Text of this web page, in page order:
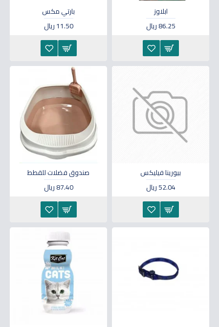
ابلاوز
86.25 ريال
بارتي مكس
11.50 ريال
بيورينا فيليكس
52.04 ريال
صندوق فضلات للقطط
87.40 ريال